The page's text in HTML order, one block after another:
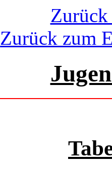
Zurück
Zurück zum